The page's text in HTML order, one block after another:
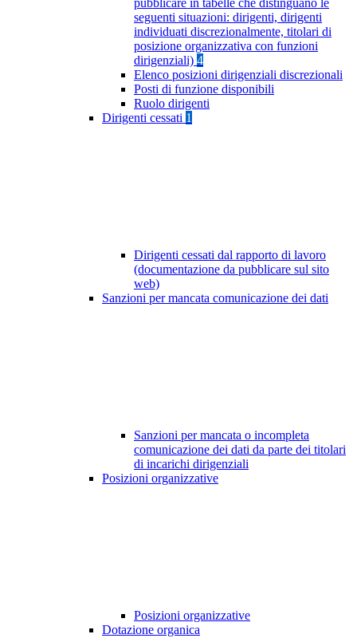
pubblicare in tabelle che distinguano le
seguenti situazioni: dirigenti, dirigenti
individuati discrezionalmente, titolari di
posizione organizzativa con funzioni
dirigenziali) 4
Elenco posizioni dirigenziali discrezionali
Posti di funzione disponibili
Ruolo dirigenti
Dirigenti cessati 1
Dirigenti cessati dal rapporto di lavoro
(documentazione da pubblicare sul sito
web)
Sanzioni per mancata comunicazione dei dati
Sanzioni per mancata o incompleta
comunicazione dei dati da parte dei titolari
di incarichi dirigenziali
Posizioni organizzative
Posizioni organizzative
Dotazione organica